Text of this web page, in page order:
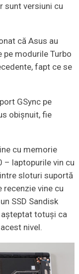
sunt versiuni cu
că Asus au
modurile Turbo
fapt ce se
GSync pe
obișnuit, fie
cu memorie
– laptopurile vin cu
sloturi suportă
recenzie vine cu
SSD Sandisk
așteptat totuși ca
nivel.